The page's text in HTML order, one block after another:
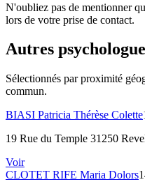
N'oubliez pas de mentionner
lors de votre prise de contact.
Autres
Sélectionnés par proximité
commun.
BIASI Patricia Thérèse Colette
19 Rue du Temple 31250
Voir
CLOTET RIFE Maria Dolors